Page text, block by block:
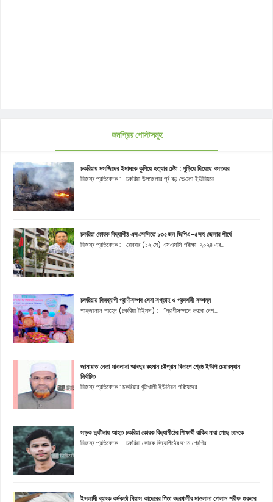
জনপ্রিয় পোস্টসমূহ
চকরিয়ায় মসজিদের ইমামকে কুপিয়ে হত্যার চেষ্টা : পুড়িয়ে দিয়েছে বসতঘর
নিজস্ব প্রতিবেদক : চকরিয়া উপজেলার পূর্ব বড় ভেওলা ইউনিয়নে...
চকরিয়া কোরক বিদ্যাপীঠ এসএসসিতে ১৩৫জন জিপিএ-৫সহ জেলার শীর্ষে
নিজস্ব প্রতিবেদক : রোববার (১২ মে) এসএসসি পরীক্ষা-২০২৪ এর...
চকরিয়ায় দিনব্যাপী প্রাণীসম্পদ সেবা সপ্তাহ ও প্রদর্শনী সম্পন্ন
শাহজালাল শাহেদ (চকরিয়া টাইমস) : “প্রাণীসম্পদে ভরবো দেশ...
জামায়াত নেতা মাওলানা আবদুর রহমান চট্টগ্রাম বিভাগে শ্রেষ্ঠ ইউপি চেয়ারম্যান
নির্বাচিত
নিজস্ব প্রতিবেদক : চকরিয়ার খুটাখালী ইউনিয়ন পরিষেদের...
সড়ক দুর্ঘটনায় আহত চকরিয়া কোরক বিদ্যাপীঠের শিক্ষার্থী রাকিব মারা গেছে চমেকে
নিজস্ব প্রতিবেদক : চকরিয়া কোরক বিদ্যাপীঠের দশম শ্রেণির...
ইসলামী ব্যাংক কর্মকর্তা গিয়াস কাদেরের পিতা বদরখালীর মাওলানা গোলাম শরীফ গুরুতর